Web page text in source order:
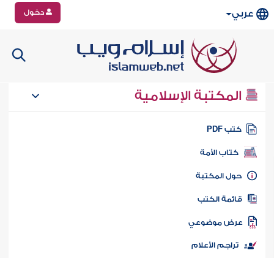
عربي دخول
المكتبة الإسلامية
كتب PDF
كتاب الأمة
المكتبة
الكتب
موضوعي